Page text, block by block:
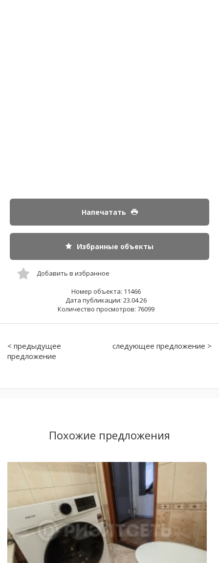
Напечатать
Избранные объекты
Добавить в избранное
Номер объекта: 11466
Дата публикации: 23.04.26
Количество просмотров: 76099
< предыдущее
предложение
следующее предложение >
Похожие предложения